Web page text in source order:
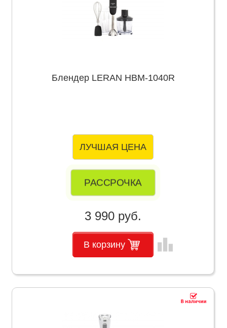
Блендер LERAN HBM-1040R
ЛУЧШАЯ ЦЕНА
РАССРОЧКА
3 990 руб.
В корзину leaderboard